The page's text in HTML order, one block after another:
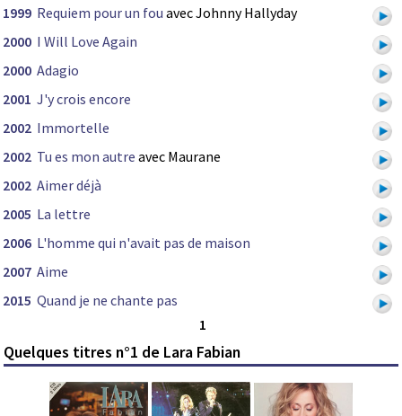
1999 Requiem pour un fou avec Johnny Hallyday
2000 I Will Love Again
2000 Adagio
2001 J'y crois encore
2002 Immortelle
2002 Tu es mon autre avec Maurane
2002 Aimer déjà
2005 La lettre
2006 L'homme qui n'avait pas de maison
2007 Aime
2015 Quand je ne chante pas
1
Quelques titres n°1 de Lara Fabian